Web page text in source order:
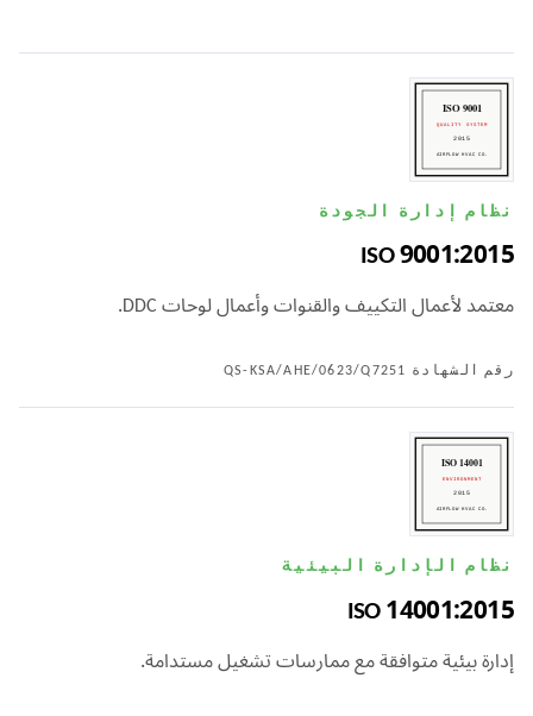
نظام إدارة الجودة
ISO 9001:2015
معتمد لأعمال التكييف والقنوات وأعمال لوحات DDC.
رقم الشهادة QS-KSA/AHE/0623/Q7251
نظام الإدارة البيئية
ISO 14001:2015
إدارة بيئية متوافقة مع ممارسات تشغيل مستدامة.